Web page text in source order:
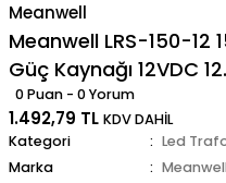
Meanwell
Meanwell LRS-150-12
Güç Kaynağı 12VDC
0 Puan - 0 Yorum
1.492,79 TL KDV DAHİL
Kategori
Led
Marka
Meanwell